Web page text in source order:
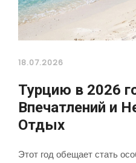
18.07.2026
Турцию в 2026
Впечатлений и
Отдых
Этот год обещает стать